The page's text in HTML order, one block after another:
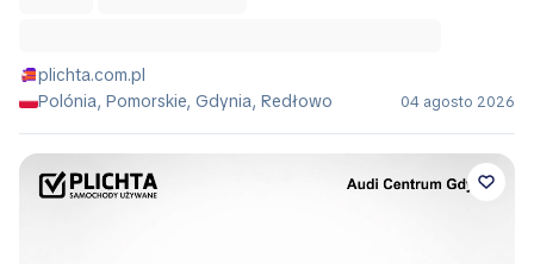
plichta.com.pl
Polónia, Pomorskie, Gdynia, Redłowo
04 agosto 2026